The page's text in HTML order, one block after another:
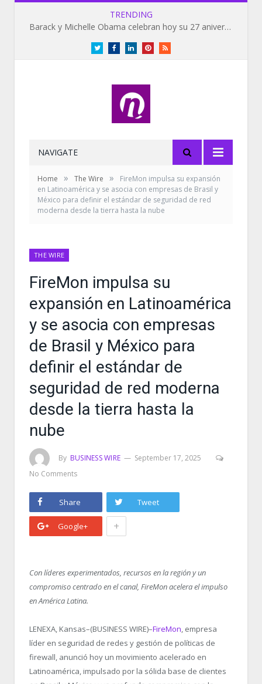
TRENDING
Barack y Michelle Obama celebran hoy su 27 aniversario de bodas
TwitterFacebookLinkedInPinterestRSS
NAVIGATE
Home » The Wire »
FireMon impulsa su expansión
en Latinoamérica y se asocia con empresas de Brasil y
México para definir el estándar de seguridad de red
moderna desde la tierra hasta la nube
THE WIRE
FireMon impulsa su
expansión en Latinoamérica
y se asocia con empresas
de Brasil y México para
definir el estándar de
seguridad de red moderna
desde la tierra hasta la
nube
By BUSINESS WIRE
September 17, 2025
No Comments
Share Tweet
Google+ +
Con líderes experimentados, recursos en la región y un
compromiso centrado en el canal, FireMon acelera el impulso
en América Latina.
LENEXA, Kansas–(BUSINESS WIRE)–FireMon, empresa
líder en seguridad de redes y gestión de políticas de
firewall, anunció hoy un movimiento acelerado en
Latinoamérica, impulsado por la sólida base de clientes